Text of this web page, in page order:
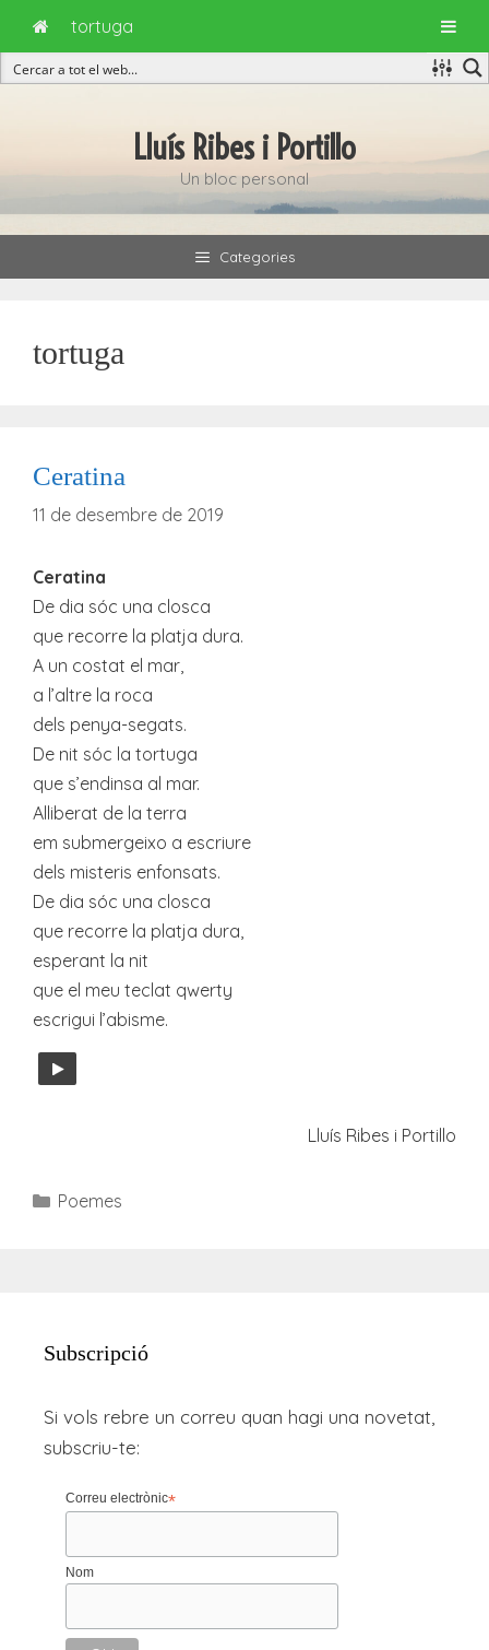
Lluís Ribes i Portillo
Un bloc personal
Categories
tortuga
Ceratina
11 de desembre de 2019
Ceratina
De dia sóc una closca
que recorre la platja dura.
A un costat el mar,
a l’altre la roca
dels penya-segats.
De nit sóc la tortuga
que s’endinsa al mar.
Alliberat de la terra
em submergeixo a escriure
dels misteris enfonsats.
De dia sóc una closca
que recorre la platja dura,
esperant la nit
que el meu teclat qwerty
escrigui l’abisme.
Lluís Ribes i Portillo
Categories
Poemes
Subscripció
Si vols rebre un correu quan hagi una novetat,
subscriu-te:
Correu electrònic*
Nom
tortuga